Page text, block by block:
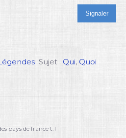
Signaler
Sujet : Qui, Quoi
pays de france t.1